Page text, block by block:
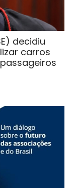
decidiu
carros